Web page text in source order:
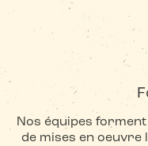
Nos équipes
de mises en oeuvre